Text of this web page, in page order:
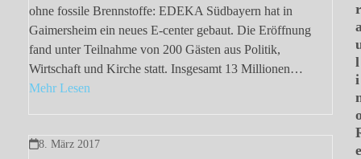
ohne fossile Brennstoffe: EDEKA Südbayern hat in
Gaimersheim ein neues E-center gebaut. Die Eröffnung
fand unter Teilnahme von 200 Gästen aus Politik,
Wirtschaft und Kirche statt. Insgesamt 13 Millionen…
Mehr Lesen
8. März 2017
r
l
i
e